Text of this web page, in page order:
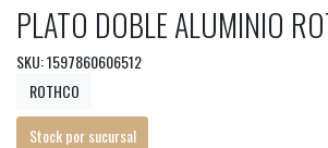
PLATO DOBLE ALUMINIO
SKU: 1597860606512
ROTHCO
Stock por sucursal